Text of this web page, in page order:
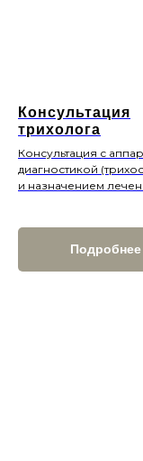
Консультация
трихолога
Консультация с
диагностикой
и назначением
Подробнее